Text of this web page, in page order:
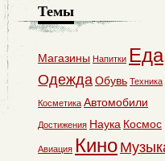
Темы
Магазины Напитки Еда
ОдеждаОбувь Техника
Косметика Автомобили
Достижения Наука Космос
Авиация Кино